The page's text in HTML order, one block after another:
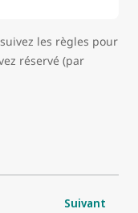
les règles pour
réservé (par
Suivant